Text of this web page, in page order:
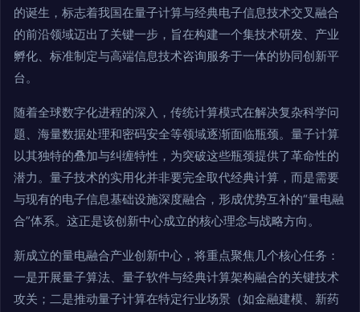
的诞生，标志着我国在量子计算与经典电子信息技术交叉融合
的前沿领域迈出了关键一步，旨在构建一个集技术研发、产业
孵化、标准制定与高端信息技术咨询服务于一体的协同创新平
台。
随着全球数字化进程的深入，传统计算模式在解决复杂科学问
题、海量数据处理和密码安全等领域逐渐面临瓶颈。量子计算
以其独特的叠加与纠缠特性，为突破这些瓶颈提供了革命性的
潜力。量子技术的实用化并非要完全取代经典计算，而是需要
与现有的电子信息基础设施深度融合，形成优势互补的“量电融
合”体系。这正是该创新中心成立的核心理念与战略方向。
新成立的量电融合产业创新中心，将重点聚焦几个核心任务：
一是开展量子算法、量子软件与经典计算架构融合的关键技术
攻关；二是推动量子计算在特定行业场景（如金融建模、新药